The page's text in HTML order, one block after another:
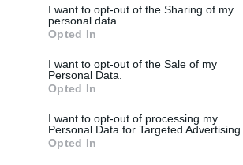
not limited to your visit or usage behaviour.
grant or deny consent to Google and its
use your data for below specified purposes
consent section.
I want to opt-out of the Sharing of my
personal data.
Opted In
I want to opt-out of the Sale of my
Personal Data.
Opted In
I want to opt-out of processing my
Personal Data for Targeted Advertising.
Opted In
használtaké pedig 1,12 millió forint.
1,21 millió forint a négyzetméterárak
61 millió az eladási árak középértéke.